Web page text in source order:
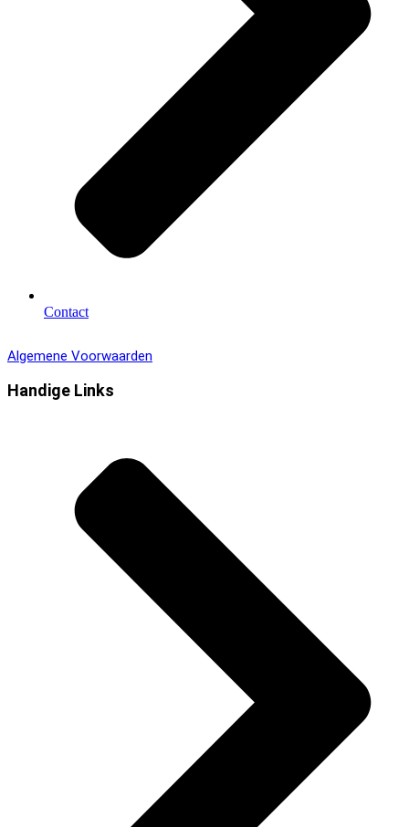
Contact
Algemene Voorwaarden
Handige Links